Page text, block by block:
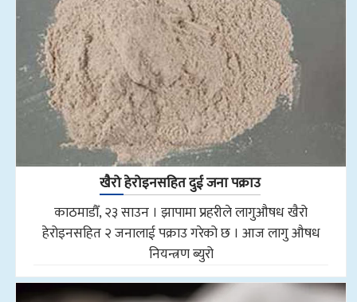
खैरो हेरोइनसहित दुई जना पक्राउ
काठमाडौँ, २३ साउन । झापामा प्रहरीले लागुऔषध खैरो
हेरोइनसहित २ जनालाई पक्राउ गरेको छ । आज लागु औषध
नियन्त्रण ब्युरो